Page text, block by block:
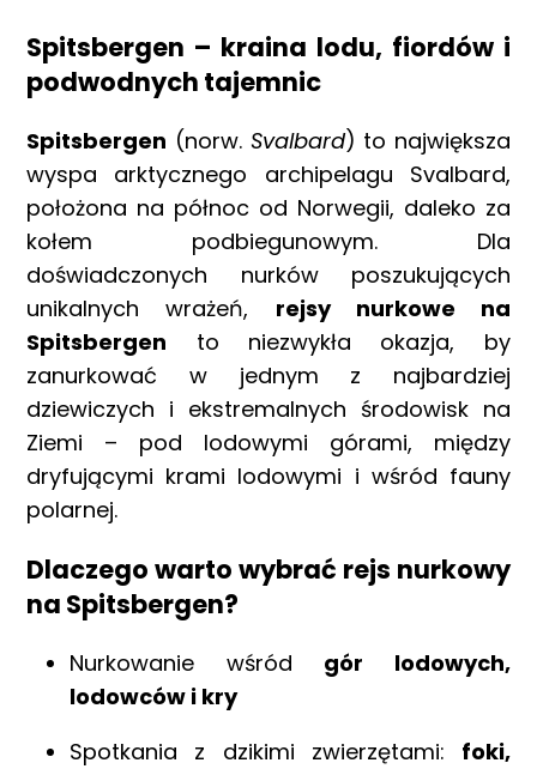
Spitsbergen – kraina lodu, fiordów i
podwodnych tajemnic
Spitsbergen (norw. Svalbard) to największa
wyspa arktycznego archipelagu Svalbard,
położona na północ od Norwegii, daleko za
kołem podbiegunowym. Dla
doświadczonych nurków poszukujących
unikalnych wrażeń, rejsy nurkowe na
Spitsbergen to niezwykła okazja, by
zanurkować w jednym z najbardziej
dziewiczych i ekstremalnych środowisk na
Ziemi – pod lodowymi górami, między
dryfującymi krami lodowymi i wśród fauny
polarnej.
Dlaczego warto wybrać rejs nurkowy
na Spitsbergen?
Nurkowanie wśród gór lodowych,
lodowców i kry
Spotkania z dzikimi zwierzętami: foki,